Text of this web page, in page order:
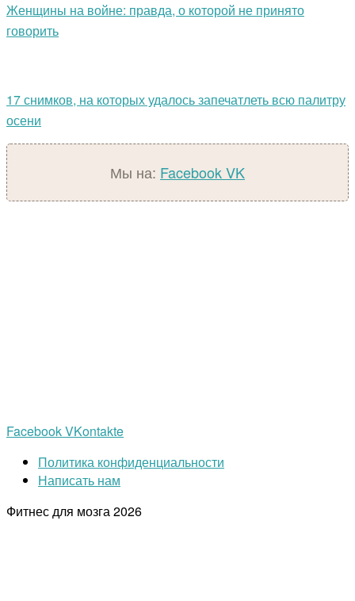
Женщины на войне: правда, о которой не принято
говорить
17 снимков, на которых удалось запечатлеть всю палитру
осени
Мы на: FacebookVK
FacebookVKontakte
Политика конфиденциальности
Написать нам
Фитнес для мозга2026